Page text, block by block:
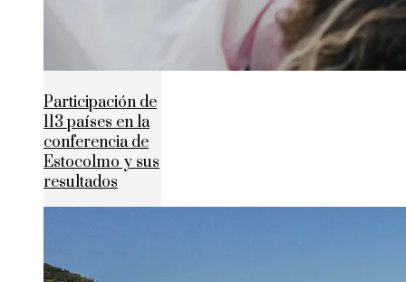
Participación de
113 países en la
conferencia de
Estocolmo y sus
resultados